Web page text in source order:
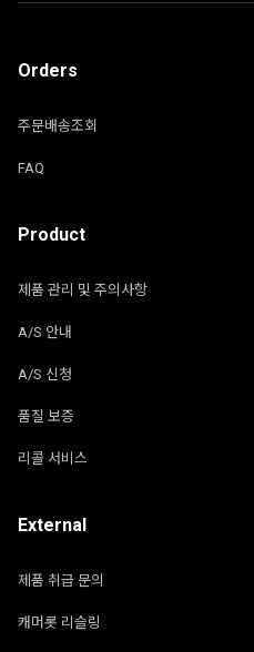
Orders
주문배송조회
FAQ
Product
제품 관리 및 주의사항
A/S 안내
A/S 신청
품질 보증
리콜 서비스
External
제품 취급 문의
캐머롯 리슬링